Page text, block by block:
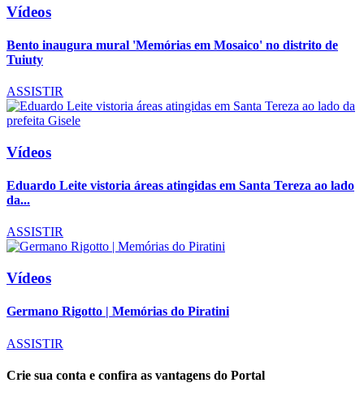
Vídeos
Bento inaugura mural 'Memórias em Mosaico' no distrito de
Tuiuty
ASSISTIR
Vídeos
Eduardo Leite vistoria áreas atingidas em Santa Tereza ao lado
da...
ASSISTIR
Vídeos
Germano Rigotto | Memórias do Piratini
ASSISTIR
Crie sua conta e confira as vantagens do Portal